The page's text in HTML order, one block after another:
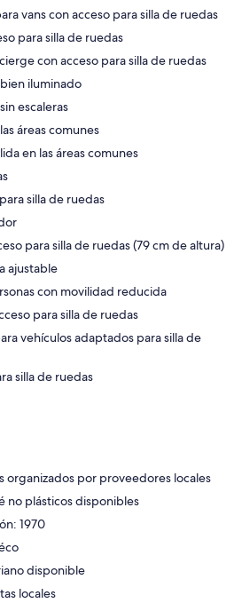
vans con acceso para silla de ruedas
para silla de ruedas
con acceso para silla de ruedas
iluminado
escaleras
áreas comunes
en las áreas comunes
silla de ruedas
para silla de ruedas (79 cm de altura)
ajustable
con movilidad reducida
para silla de ruedas
vehículos adaptados para silla de
silla de ruedas
organizados por proveedores locales
no plásticos disponibles
1970
disponible
locales